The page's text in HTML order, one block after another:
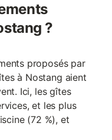
?
proposés par
à Nostang aient
Ici, les gîtes
et les plus
(72 %), et